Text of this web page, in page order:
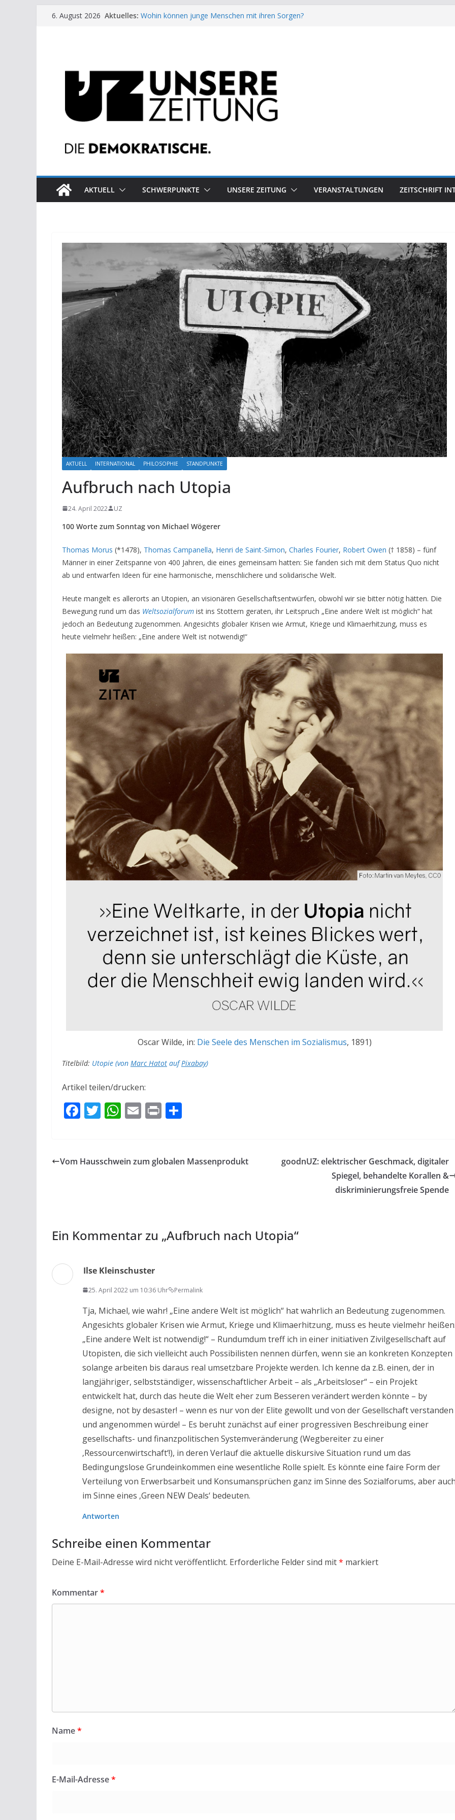
Zum6. August 2026 Aktuelles: Wohin können junge Menschen mit ihren Sorgen?
AKTUELL SCHWERPUNKTE UNSERE ZEITUNG VERANSTALTUNGEN ZEITSCHRIFT
AKTUELL INTERNATIONAL PHILOSOPHIE STANDPUNKTE
Aufbruch nach Utopia
24. April 2022 UZ
100 Worte zum Sonntag von Michael Wögerer
Thomas Morus (*1478), Thomas Campanella, Henri de Saint-Simon, Charles Fourier, Robert Owen († 1858) – fünf
Männer in einer Zeitspanne von 400 Jahren, die eines gemeinsam hatten: Sie fanden sich mit dem Status Quo nicht
ab und entwarfen Ideen für eine harmonische, menschlichere und solidarische Welt.
Heute mangelt es allerorts an Utopien, an visionären Gesellschaftsentwürfen, obwohl wir sie bitter nötig hätten. Die
Bewegung rund um das Weltsozialforum ist ins Stottern geraten, ihr Leitspruch „Eine andere Welt ist möglich“ hat
jedoch an Bedeutung zugenommen. Angesichts globaler Krisen wie Armut, Kriege und Klimaerhitzung, muss es
heute vielmehr heißen: „Eine andere Welt ist notwendig!“
Oscar Wilde, in: Die Seele des Menschen im Sozialismus, 1891)
Titelbild: Utopie (von Marc Hatot aufPixabay)
Artikel teilen/drucken:
F
b
T
er
W
s
E
l
Pr
n
Vom Hausschwein zum globalen Massenprodukt
goodnUZ: elektrischer Geschmack, digitaler
Spiegel, behandelte Korallen &
diskriminierungsfreie Spende
Ein Kommentar zu „Aufbruch nach Utopia“
Ilse Kleinschuster
25. April 2022 um 10:36 Uhr Permalink
Tja, Michael, wie wahr! „Eine andere Welt ist möglich“ hat wahrlich an Bedeutung zugenommen.
Angesichts globaler Krisen wie Armut, Kriege und Klimaerhitzung, muss es heute vielmehr
„Eine andere Welt ist notwendig!“ – Rundumdum treff ich in einer initiativen Zivilgesellschaft auf
Utopisten, die sich vielleicht auch Possibilisten nennen dürfen, wenn sie an konkreten Konzepten
solange arbeiten bis daraus real umsetzbare Projekte werden. Ich kenne da z.B. einen, der in
langjähriger, selbstständiger, wissenschaftlicher Arbeit – als „Arbeitsloser“ – ein Projekt
entwickelt hat, durch das heute die Welt eher zum Besseren verändert werden könnte – by
designe, not by desaster! – wenn es nur von der Elite gewollt und von der Gesellschaft verstanden
und angenommen würde! – Es beruht zunächst auf einer progressiven Beschreibung einer
gesellschafts- und finanzpolitischen Systemveränderung (Wegbereiter zu einer
‚Ressourcenwirtschaft‘!), in deren Verlauf die aktuelle diskursive Situation rund um das
Bedingungslose Grundeinkommen eine wesentliche Rolle spielt. Es könnte eine faire Form der
Verteilung von Erwerbsarbeit und Konsumansprüchen ganz im Sinne des Sozialforums, aber
im Sinne eines ‚Green NEW Deals‘ bedeuten.
Antworten
Schreibe einen Kommentar
Deine E-Mail-Adresse wird nicht veröffentlicht. Erforderliche Felder sind mit* markiert
Kommentar*
Name*
E-Mail-Adresse*